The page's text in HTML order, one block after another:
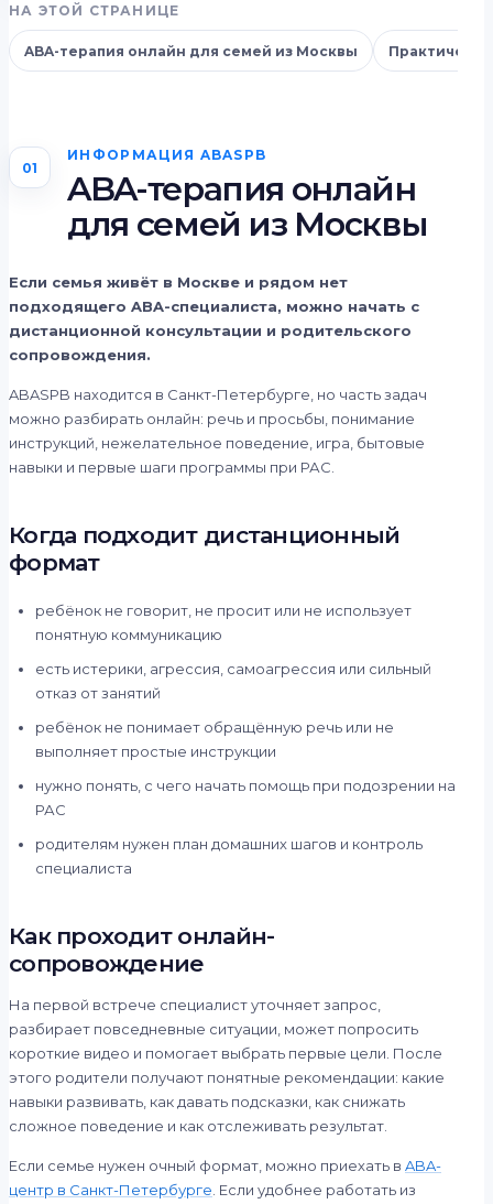
НА ЭТОЙ СТРАНИЦЕ
ABA-терапия онлайн для семей из Москвы
01
ИНФОРМАЦИЯ ABASPB
ABA-терапия онлайн
для семей из Москвы
Если семья живёт в Москве и рядом нет
подходящего ABA-специалиста, можно начать с
дистанционной консультации и родительского
сопровождения.
ABASPB находится в Санкт-Петербурге, но часть задач
можно разбирать онлайн: речь и просьбы, понимание
инструкций, нежелательное поведение, игра, бытовые
навыки и первые шаги программы при РАС.
Когда подходит дистанционный
формат
ребёнок не говорит, не просит или не использует
понятную коммуникацию
есть истерики, агрессия, самоагрессия или сильный
отказ от занятий
ребёнок не понимает обращённую речь или не
выполняет простые инструкции
нужно понять, с чего начать помощь при подозрении на
РАС
родителям нужен план домашних шагов и контроль
специалиста
Как проходит онлайн-
сопровождение
На первой встрече специалист уточняет запрос,
разбирает повседневные ситуации, может попросить
короткие видео и помогает выбрать первые цели. После
этого родители получают понятные рекомендации: какие
навыки развивать, как давать подсказки, как снижать
сложное поведение и как отслеживать результат.
Если семье нужен очный формат, можно приехать в ABA-
центр в Санкт-Петербурге . Если удобнее работать из